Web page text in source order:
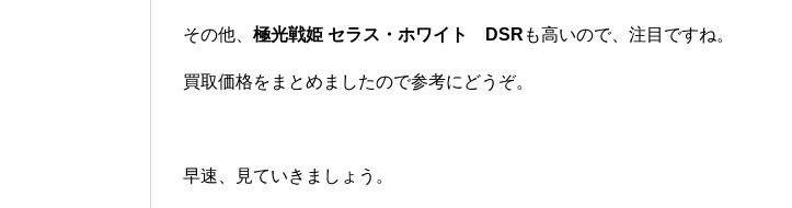
その他、 極光戦姫 セラス・ホワイト DSR も高いので、注目ですね。
買取価格をまとめましたので参考にどうぞ。
早速、見ていきましょう。